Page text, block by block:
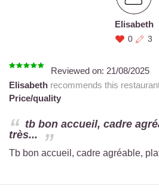
Elisabeth
0 3
Reviewed on: 21/08/2025
Elisabeth recommends this
Price/quality
tb bon accueil, cadre
très...
Tb bon accueil, cadre agréable,